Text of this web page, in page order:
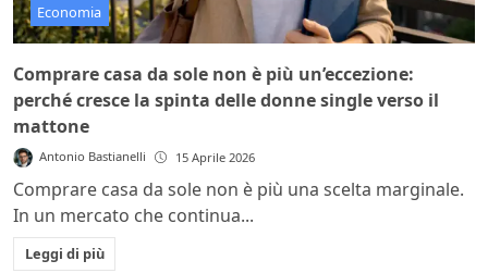
Economia
Comprare casa da sole non è più un’eccezione:
perché cresce la spinta delle donne single verso il
mattone
Antonio Bastianelli 15 Aprile 2026
Comprare casa da sole non è più una scelta marginale.
In un mercato che continua...
Leggi di più